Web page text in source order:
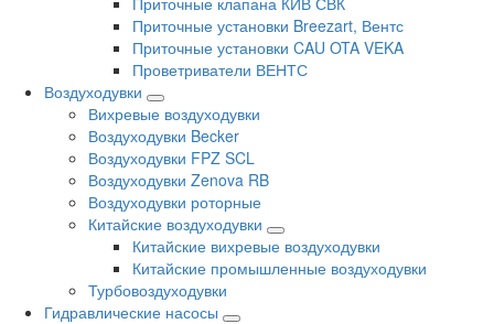
Приточные установки Breezart, Вентс
Приточные установки CAU OTA VEKA
Проветриватели ВЕНТС
Воздуходувки
Вихревые воздуходувки
Воздуходувки Becker
Воздуходувки FPZ SCL
Воздуходувки Zenova RB
Воздуходувки роторные
Китайские воздуходувки
Китайские вихревые воздуходувки
Китайские промышленные воздуходувки
Турбовоздуходувки
Гидравлические насосы